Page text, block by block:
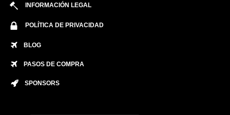
INFORMACIÓN LEGAL
POLÍTICA DE PRIVACIDAD
BLOG
PASOS DE COMPRA
SPONSORS